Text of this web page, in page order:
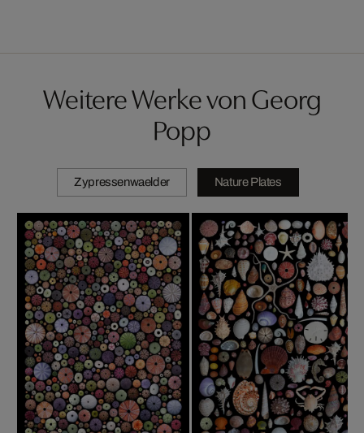
Weitere Werke von Georg
Popp
Zypressenwaelder Nature Plates